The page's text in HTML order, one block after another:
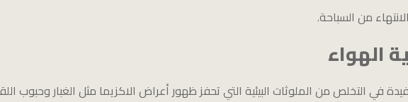
من السباحة.
الهواء
في التخلص من الملوثات البيئية التي تحفز ظهور أعراض الاكزيما مثل الغبار وحبوب